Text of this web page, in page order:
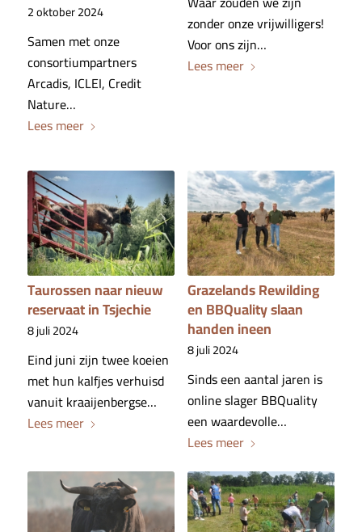
2 oktober 2024
Samen met onze
consortiumpartners
Arcadis, ICLEI, Credit
Nature…
Lees meer
zonder onze vrijwilligers!
Voor ons zijn…
Lees meer
Taurossen naar nieuw
reservaat in Tsjechie
8 juli 2024
Eind juni zijn twee koeien
met hun kalfjes verhuisd
vanuit kraaijenbergse…
Lees meer
Grazelands Rewilding
en BBQuality slaan
handen ineen
8 juli 2024
Sinds een aantal jaren is
online slager BBQuality
een waardevolle…
Lees meer